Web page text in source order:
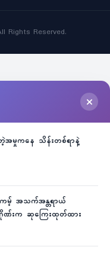
Rights Reserved.
တဲ့အမှုကနေ သိန်းတစ်ရာနဲ့
ကမ့် အသက်အန္တရာယ်
စ်ဂိုဏ်းက ဆုကြေးထုတ်ထား